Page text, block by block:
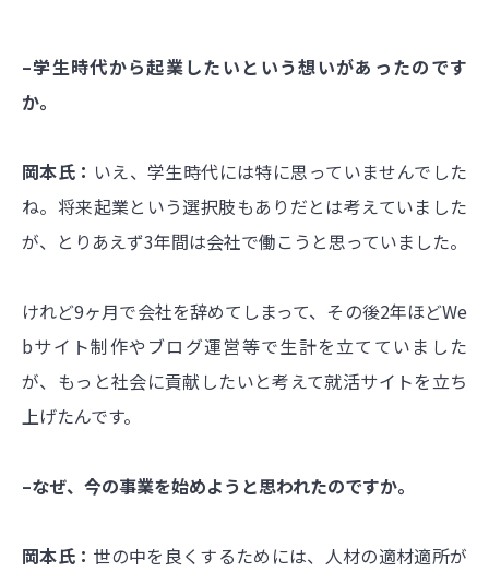
–学生時代から起業したいという想いがあったのです
か。
岡本氏： いえ、学生時代には特に思っていませんでした
ね。将来起業という選択肢もありだとは考えていました
が、とりあえず3年間は会社で働こうと思っていました。
けれど9ヶ月で会社を辞めてしまって、その後2年ほどWe
bサイト制作やブログ運営等で生計を立てていました
が、もっと社会に貢献したいと考えて就活サイトを立ち
上げたんです。
–なぜ、今の事業を始めようと思われたのですか。
岡本氏： 世の中を良くするためには、人材の適材適所が